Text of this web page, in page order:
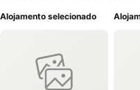
Alojamento selecionado